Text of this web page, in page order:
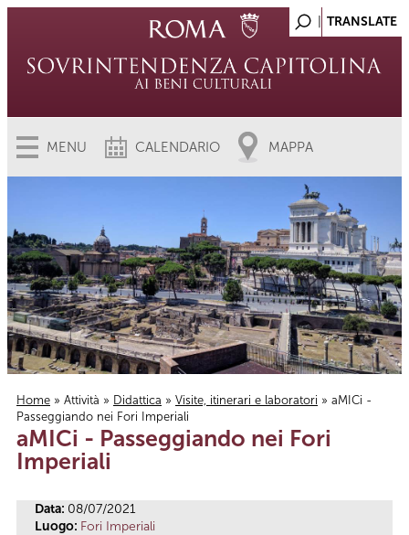
MENU CALENDARIO MAPPA
Tu sei qui
Home » Attività » Didattica » Visite, itinerari e laboratori » aMICi -
Passeggiando nei Fori Imperiali
aMICi - Passeggiando nei Fori
Imperiali
Data: 08/07/2021
Luogo: Fori Imperiali